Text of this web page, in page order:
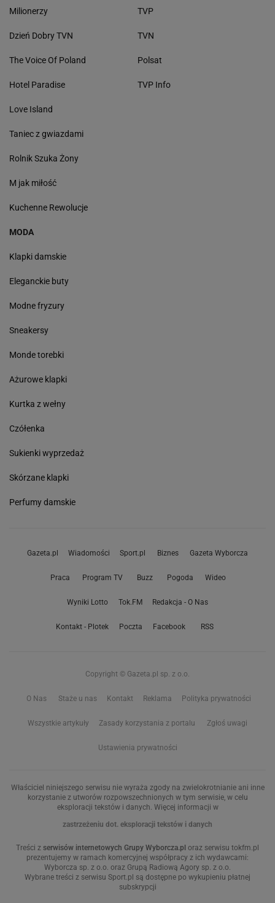
Milionerzy
Dzień Dobry TVN
The Voice Of Poland
Hotel Paradise
Love Island
Taniec z gwiazdami
Rolnik Szuka Żony
M jak miłość
Kuchenne Rewolucje
TVP
TVN
Polsat
TVP Info
MODA
Klapki damskie
Eleganckie buty
Modne fryzury
Sneakersy
Monde torebki
Ażurowe klapki
Kurtka z wełny
Czółenka
Sukienki wyprzedaż
Skórzane klapki
Perfumy damskie
Gazeta.pl Wiadomości Sport.pl Biznes Gazeta Wyborcza
Praca Program TV Buzz Pogoda Wideo
Wyniki Lotto Tok.FM Redakcja - O Nas
Kontakt - Plotek Poczta Facebook RSS
Copyright © Gazeta.pl sp. z o.o.
O Nas Staże u nas Kontakt Reklama Polityka prywatności
Wszystkie artykuły Zasady korzystania z portalu Zgłoś uwagi
Ustawienia prywatności
Właściciel niniejszego serwisu nie wyraża zgody na zwielokrotnianie ani inne
korzystanie z utworów rozpowszechnionych w tym serwisie, w celu
eksploracji tekstów i danych. Więcej informacji w
zastrzeżeniu dot. eksploracji tekstów i danych
Treści z serwisów internetowych Grupy Wyborcza.pl oraz serwisu tokfm.pl
prezentujemy w ramach komercyjnej współpracy z ich wydawcami:
Wyborcza sp. z o.o. oraz Grupą Radiową Agory sp. z o.o.
Wybrane treści z serwisu Sport.pl są dostępne po wykupieniu płatnej
subskrypcji